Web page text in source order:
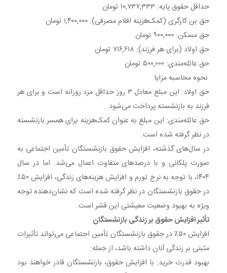
حداقل حقوق پایه: ۱۰,۷۳۷,۳۳۳ تومان​
حق بن کارگری (کمک‌هزینه اقلام مصرفی): ۱,۴۰۰,۰۰۰ تومان​
حق مسکن: ۹۰۰,۰۰۰ تومان​
حق اولاد (برای هر فرزند): ۷۱۶,۶۱۸ تومان​
حق عائله‌مندی: ۵۰۰,۰۰۰ تومان​
نحوه محاسبه مزایا
حق اولاد: این مبلغ معادل ۳ روز حداقل مزد روزانه است و برای هر
فرزند به بازنشسته پرداخت می‌شود.​
حق عائله‌مندی: این مبلغ به عنوان کمک‌هزینه برای همسر بازنشسته
در نظر گرفته شده است.​
در سال‌های گذشته، افزایش حقوق بازنشستگان تأمین اجتماعی به
صورت پلکانی و با درصدهای متفاوت اعمال می‌شد. اما در سال
۱۴۰۴، با توجه به نرخ تورم و افزایش هزینه‌های زندگی، افزایش ۵۰٪
در حقوق بازنشستگان در نظر گرفته شده است که نشان‌دهنده توجه
ویژه به بهبود وضعیت معیشتی این قشر است.​
تأثیر افزایش حقوق بر زندگی بازنشستگان
افزایش ۵۰٪ در حقوق بازنشستگان تأمین اجتماعی می‌تواند تأثیرات
مثبتی بر زندگی آنان داشته باشد، از جمله:​
بهبود قدرت خرید: با افزایش حقوق، بازنشستگان قادر خواهند بود